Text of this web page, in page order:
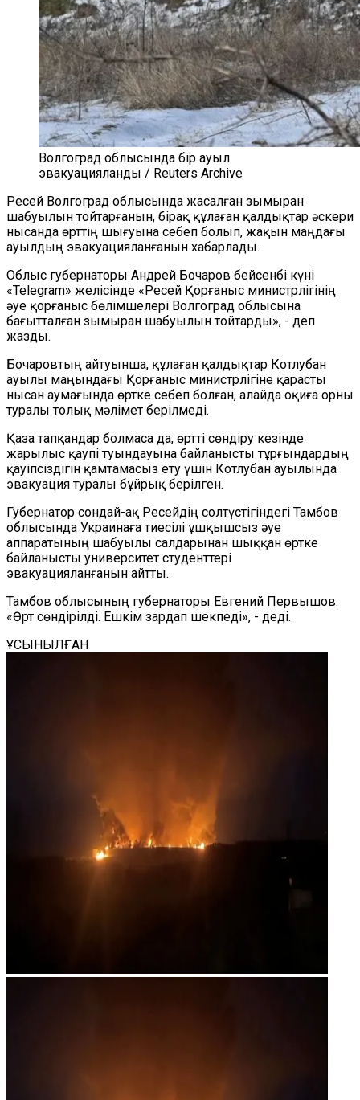
Волгоград облысында бір ауыл
эвакуацияланды / Reuters Archive
Ресей Волгоград облысында жасалған зымыран
шабуылын тойтарғанын, бірақ құлаған қалдықтар әскери
нысанда өрттің шығуына себеп болып, жақын маңдағы
ауылдың эвакуацияланғанын хабарлады.
Облыс губернаторы Андрей Бочаров бейсенбі күні
«Telegram» желісінде «Ресей Қорғаныс министрлігінің
әуе қорғаныс бөлімшелері Волгоград облысына
бағытталған зымыран шабуылын тойтарды», - деп
жазды.
Бочаровтың айтуынша, құлаған қалдықтар Котлубан
ауылы маңындағы Қорғаныс министрлігіне қарасты
нысан аумағында өртке себеп болған, алайда оқиға орны
туралы толық мәлімет берілмеді.
Қаза тапқандар болмаса да, өртті сөндіру кезінде
жарылыс қаупі туындауына байланысты тұрғындардың
қауіпсіздігін қамтамасыз ету үшін Котлубан ауылында
эвакуация туралы бұйрық берілген.
Губернатор сондай-ақ Ресейдің солтүстігіндегі Тамбов
облысында Украинаға тиесілі ұшқышсыз әуе
аппаратының шабуылы салдарынан шыққан өртке
байланысты университет студенттері
эвакуацияланғанын айтты.
Тамбов облысының губернаторы Евгений Первышов:
«Өрт сөндірілді. Ешкім зардап шекпеді», - деді.
ҰСЫНЫЛҒАН